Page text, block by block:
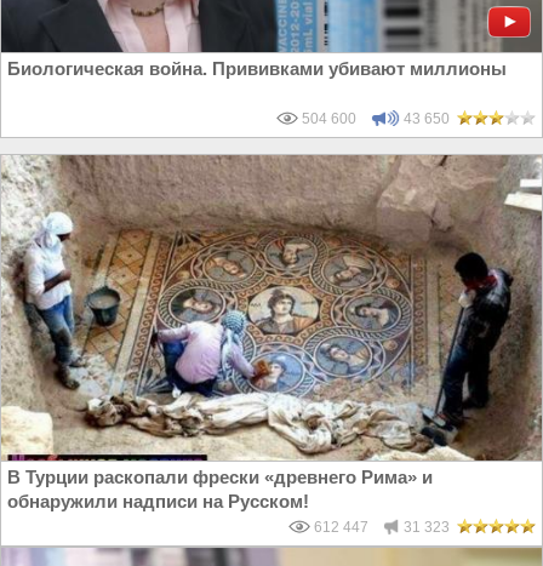
Биологическая война. Прививками убивают миллионы
504 600 43 650
В Турции раскопали фрески «древнего Рима» и
обнаружили надписи на Русском!
612 447 31 323